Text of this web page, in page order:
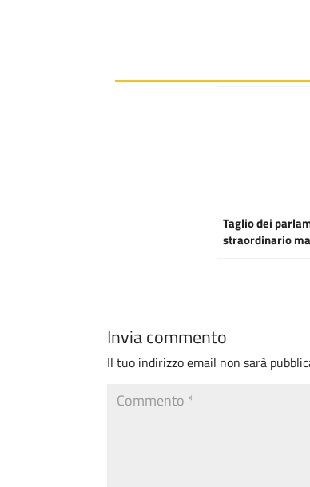
Taglio dei
straordinario
Invia commento
Il tuo indirizzo email non sarà